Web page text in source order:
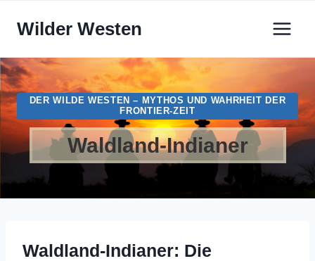
InhaltWilder Westen
DER WILDE WESTEN – MYTHOS UND WAHRHEIT DER
FRONTIER-ZEIT
Waldland-Indianer
Waldland-Indianer: Die